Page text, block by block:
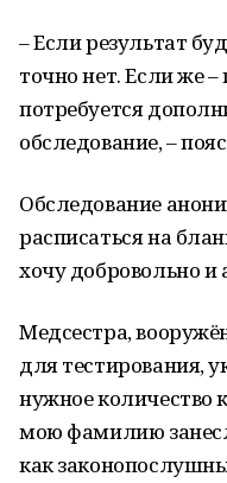
– Если результат
точно нет. Если же
потребуется
обследование, –
Обследование
расписаться на
хочу добровольно и
Медсестра,
для тестирования,
нужное количество
мою фамилию
как